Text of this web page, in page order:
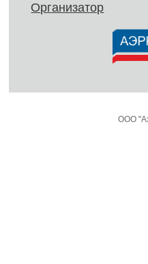
Организатор
ООО